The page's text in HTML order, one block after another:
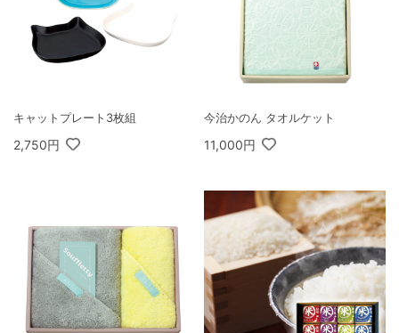
キャットプレート3枚組
2,750円
今治かのん タオルケット
11,000円